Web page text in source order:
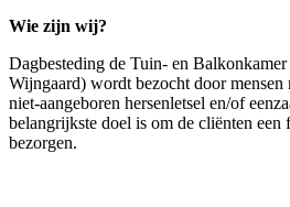
Wie zijn wij?
Dagbesteding de Tuin- en
Wijngaard) wordt bezocht door mensen
niet-aangeboren hersenletsel en/of
belangrijkste doel is om de cliënten
bezorgen.